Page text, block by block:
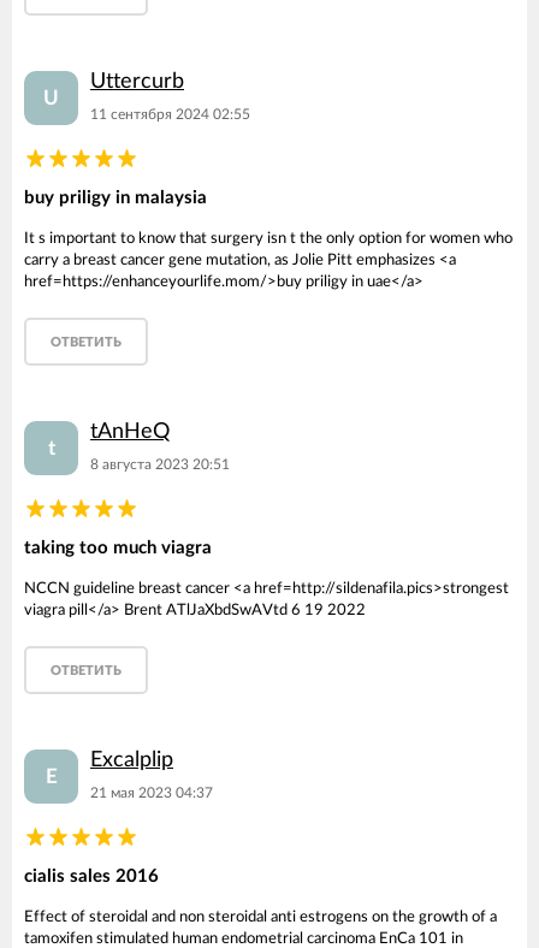
U
Uttercurb
11 сентября 2024 02:55
buy priligy in malaysia
It s important to know that surgery isn t the only option for women who
carry a breast cancer gene mutation, as Jolie Pitt emphasizes <a
href=https://enhanceyourlife.mom/>buy priligy in uae</a>
ОТВЕТИТЬ
t
tAnHeQ
8 августа 2023 20:51
taking too much viagra
NCCN guideline breast cancer <a href=http://sildenafila.pics>strongest
viagra pill</a> Brent ATlJaXbdSwAVtd 6 19 2022
ОТВЕТИТЬ
E
Excalplip
21 мая 2023 04:37
cialis sales 2016
Effect of steroidal and non steroidal anti estrogens on the growth of a
tamoxifen stimulated human endometrial carcinoma EnCa 101 in